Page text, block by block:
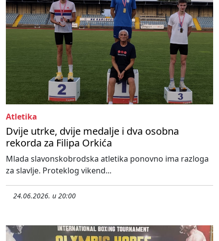
Atletika
Dvije utrke, dvije medalje i dva osobna
rekorda za Filipa Orkića
Mlada slavonskobrodska atletika ponovno ima razloga
za slavlje. Proteklog vikend...
24.06.2026. u 20:00